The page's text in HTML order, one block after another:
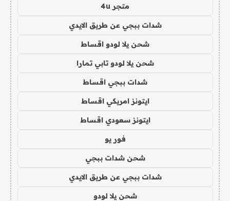
متجر 4u
شدات ببجي عن طريق الايدي
شحن يلا لودو اقساط
شحن يلا لودو تابي تمارا
شدات ببجي اقساط
ايتونز امريكي اقساط
ايتونز سعودي اقساط
فور يو
شحن شدات ببجي
شدات ببجي عن طريق الايدي
شحن يلا لودو